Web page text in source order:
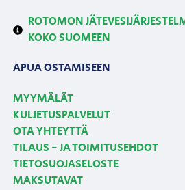
ROTOMON
KOKO SUOMEEN
APUA OSTAMISEEN
MYYMÄLÄT
KULJETUSPALVELUT
OTA YHTEYTTÄ
TILAUS - JA TOIMITUSEHDOT
TIETOSUOJASELOSTE
MAKSUTAVAT